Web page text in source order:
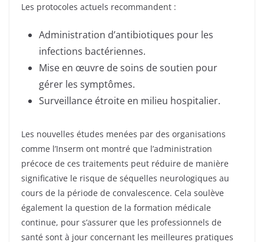
Les protocoles actuels recommandent :
Administration d’antibiotiques pour les
infections bactériennes.
Mise en œuvre de soins de soutien pour
gérer les symptômes.
Surveillance étroite en milieu hospitalier.
Les nouvelles études menées par des organisations
comme l’Inserm ont montré que l’administration
précoce de ces traitements peut réduire de manière
significative le risque de séquelles neurologiques au
cours de la période de convalescence. Cela soulève
également la question de la formation médicale
continue, pour s’assurer que les professionnels de
santé sont à jour concernant les meilleures pratiques